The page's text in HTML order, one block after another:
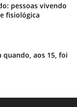
pessoas vivendo
fisiológica
quando, aos 15, foi